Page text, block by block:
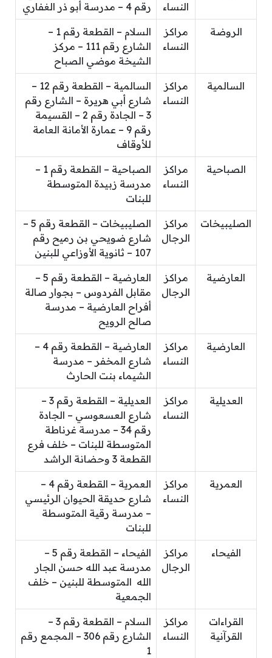
النساء
رقم 4 – مدرسة أبو ذر الغفاري
الروضة
مراكز
النساء
السلام – القطعة رقم 1 –
الشارع رقم 111 – مركز
الشيخة موضي الصباح
السالمية
مراكز
النساء
السالمية – القطعة رقم 12 –
شارع أبي هريرة – الشارع رقم
3 – الجادة رقم 2 – القسيمة
رقم 9 – عمارة الأمانة العامة
للأوقاف
الصباحية
مراكز
النساء
الصباحية – القطعة رقم 1 –
مدرسة زبيدة المتوسطة
للبنات
الصليبيخات
مراكز
الرجال
الصليبيخات – القطعة رقم 5 –
شارع ضويحي بن رميح رقم
107 – ثانوية الأوزاعي للبنين
العارضية
مراكز
الرجال
العارضية – القطعة رقم 5 –
مقابل الفردوس – بجوار صالة
أفراح العارضية – مدرسة
صالح الرويح
العارضية
مراكز
النساء
العارضية – القطعة رقم 4 –
شارع المخفر – مدرسة
الشيماء بنت الحارث
العديلية
مراكز
النساء
العديلية – القطعة رقم 3 –
شارع العسعوسي – الجادة
رقم 34 – مدرسة غرناطة
المتوسطة للبنات – خلف فرع
القطعة 3 وحضانة الراشد
العمرية
مراكز
النساء
العمرية – القطعة رقم 4 –
شارع حديقة الحيوان الرئيسي
– مدرسة رقية المتوسطة
للبنات
الفيحاء
مراكز
الرجال
الفيحاء – القطعة رقم 5 –
مدرسة عبد الله حسن الجار
الله المتوسطة للبنين – خلف
الجمعية
القراءات
القرآنية
مراكز
النساء
السلام – القطعة رقم 3 –
الشارع رقم 306 – المجمع رقم
1